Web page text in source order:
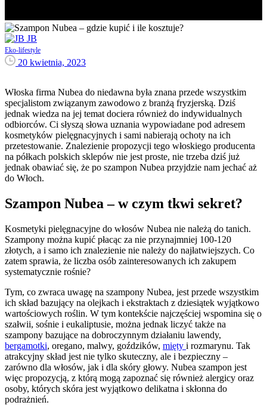
JB
Eko-lifestyle
20 kwietnia, 2023
Włoska firma Nubea do niedawna była znana przede wszystkim
specjalistom związanym zawodowo z branżą fryzjerską. Dziś
jednak wiedza na jej temat dociera również do indywidualnych
odbiorców. Ci słyszą słowa uznania wypowiadane pod adresem
kosmetyków pielęgnacyjnych i sami nabierają ochoty na ich
przetestowanie. Znalezienie propozycji tego włoskiego producenta
na półkach polskich sklepów nie jest proste, nie trzeba dziś już
jednak obawiać się, że po szampon Nubea przyjdzie nam jechać aż
do Włoch.
Szampon Nubea – w czym tkwi sekret?
Kosmetyki pielęgnacyjne do włosów Nubea nie należą do tanich.
Szampony można kupić płacąc za nie przynajmniej 100-120
złotych, a i samo ich znalezienie nie należy do najłatwiejszych. Co
zatem sprawia, że liczba osób zainteresowanych ich zakupem
systematycznie rośnie?
Tym, co zwraca uwagę na szampony Nubea, jest przede wszystkim
ich skład bazujący na olejkach i ekstraktach z dziesiątek wyjątkowo
wartościowych roślin. W tym kontekście najczęściej wspomina się o
szałwii, sośnie i eukaliptusie, można jednak liczyć także na
szampony bazujące na dobroczynnym działaniu lawendy,
bergamotki, oregano, malwy, goździków, mięty i rozmarynu. Tak
atrakcyjny skład jest nie tylko skuteczny, ale i bezpieczny –
zarówno dla włosów, jak i dla skóry głowy. Nubea szampon jest
więc propozycją, z którą mogą zapoznać się również alergicy oraz
osoby, których skóra jest wyjątkowo delikatna i skłonna do
podrażnień.